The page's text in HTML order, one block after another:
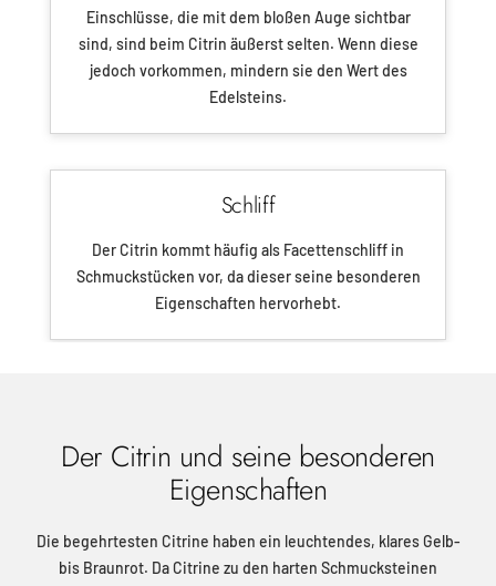
Einschlüsse, die mit dem bloßen Auge sichtbar
sind, sind beim Citrin äußerst selten. Wenn diese
jedoch vorkommen, mindern sie den Wert des
Edelsteins.
Schliff
Der Citrin kommt häufig als Facettenschliff in
Schmuckstücken vor, da dieser seine besonderen
Eigenschaften hervorhebt.
Der Citrin und seine besonderen
Eigenschaften
Die begehrtesten Citrine haben ein leuchtendes, klares Gelb-
bis Braunrot. Da Citrine zu den harten Schmucksteinen